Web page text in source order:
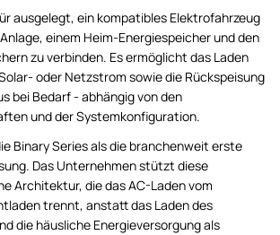
ausgelegt, ein kompatibles Elektrofahrzeug
einem Heim-Energiespeicher und den
zu verbinden. Es ermöglicht das Laden
oder Netzstrom sowie die Rückspeisung
bei Bedarf - abhängig von den
und der Systemkonfiguration.
Binary Series als die branchenweit erste
Das Unternehmen stützt diese
Architektur, die das AC-Laden vom
trennt, anstatt das Laden des
die häusliche Energieversorgung als